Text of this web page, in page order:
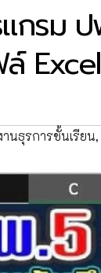
กรม
ล์
นธุรการชั้นเรียน,